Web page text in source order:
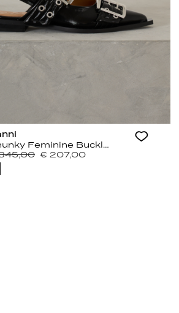
Chunky Feminine Buckle Ballerina Black
€ 207,00